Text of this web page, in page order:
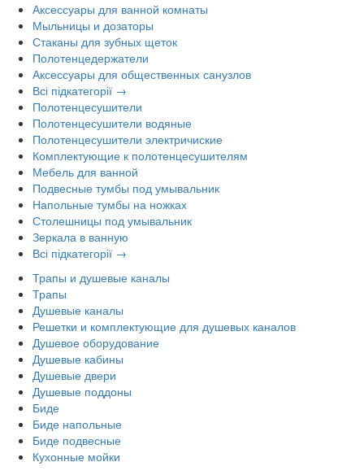
Аксессуары для ванной комнаты
Мыльницы и дозаторы
Стаканы для зубных щеток
Полотенцедержатели
Аксессуары для общественных санузлов
Всі підкатегорії →
Полотенцесушители
Полотенцесушители водяные
Полотенцесушители электричиские
Комплектующие к полотенцесушителям
Мебель для ванной
Подвесные тумбы под умывальник
Напольные тумбы на ножках
Столешницы под умывальник
Зеркала в ванную
Всі підкатегорії →
Трапы и душевые каналы
Трапы
Душевые каналы
Решетки и комплектующие для душевых каналов
Душевое оборудование
Душевые кабины
Душевые двери
Душевые поддоны
Биде
Биде напольные
Биде подвесные
Кухонные мойки